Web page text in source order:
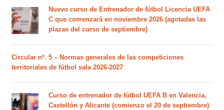
Nuevo curso de Entrenador de fútbol Licencia UEFA
C que comenzará en noviembre 2026 (agotadas las
plazas del curso de septiembre)
Circular nº. 5 – Normas generales de las competiciones
territoriales de fútbol sala 2026-2027
Curso de entrenador de fútbol UEFA B en Valencia,
Castellón y Alicante (comienzo el 20 de septiembre)